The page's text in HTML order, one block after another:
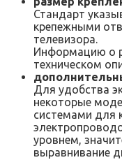
Стандарт
крепежными
телевизора.
Информацию о
техническом
Для удобства
некоторые
системами для
уровнем,
выравнивание